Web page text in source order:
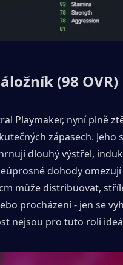
(98 OVR)
Playmaker, nyní plně
zápasech. Jeho
dlouhý výstřel,
dohody
může distribuovat,
procházení - jen se
nejsou pro tuto roli